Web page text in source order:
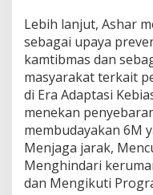
Lebih lanjut, Ashar
sebagai upaya
kamtibmas dan
masyarakat terkait
di Era Adaptasi
menekan
membudayakan 6M
Menjaga jarak,
Menghindari
dan Mengikuti